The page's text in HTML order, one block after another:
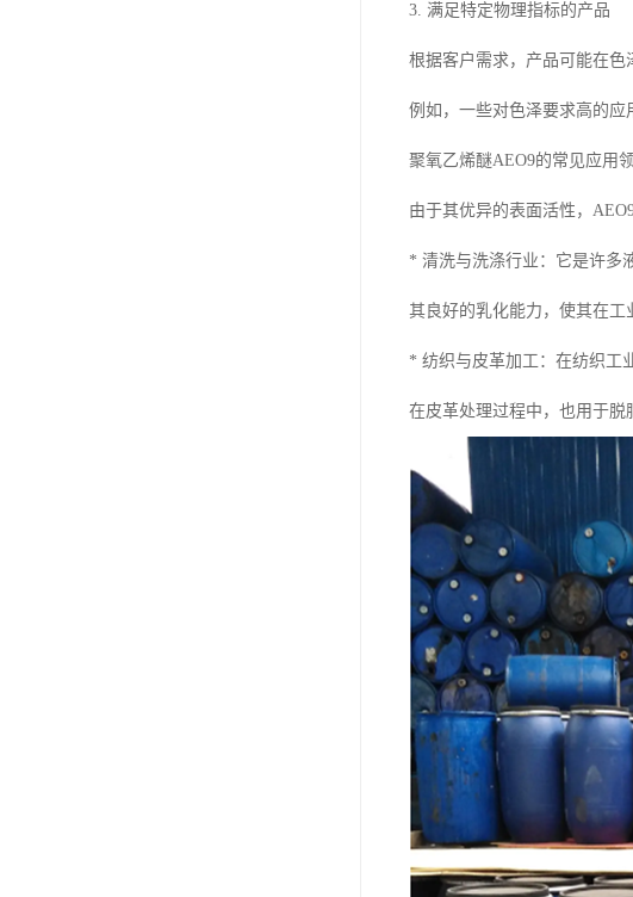
3. 满足特定物理指标的产品
根据客户需求，产品可能在色
例如，一些对色泽要求高的应
聚氧乙烯醚AEO9的常见应用
由于其优异的表面活性，
* 清洗与洗涤行业：它是许多
其良好的乳化能力，使其在工
* 纺织与皮革加工：在纺织工
在皮革处理过程中，也用于脱